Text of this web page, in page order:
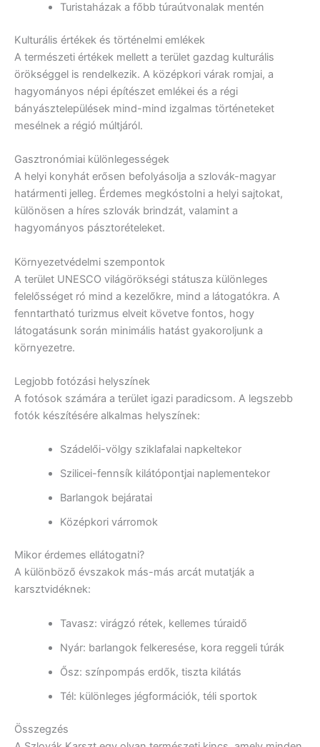
Turistaházak a főbb túraútvonalak mentén
Kulturális értékek és történelmi emlékek
A természeti értékek mellett a terület gazdag kulturális
örökséggel is rendelkezik. A középkori várak romjai, a
hagyományos népi építészet emlékei és a régi
bányásztelepülések mind-mind izgalmas történeteket
mesélnek a régió múltjáról.
Gasztronómiai különlegességek
A helyi konyhát erősen befolyásolja a szlovák-magyar
határmenti jelleg. Érdemes megkóstolni a helyi sajtokat,
különösen a híres szlovák brindzát, valamint a
hagyományos pásztorételeket.
Környezetvédelmi szempontok
A terület UNESCO világörökségi státusza különleges
felelősséget ró mind a kezelőkre, mind a látogatókra. A
fenntartható turizmus elveit követve fontos, hogy
látogatásunk során minimális hatást gyakoroljunk a
környezetre.
Legjobb fotózási helyszínek
A fotósok számára a terület igazi paradicsom. A legszebb
fotók készítésére alkalmas helyszínek:
Szádelői-völgy sziklafalai napkeltekor
Szilicei-fennsík kilátópontjai naplementekor
Barlangok bejáratai
Középkori várromok
Mikor érdemes ellátogatni?
A különböző évszakok más-más arcát mutatják a
karsztvidéknek:
Tavasz: virágzó rétek, kellemes túraidő
Nyár: barlangok felkeresése, kora reggeli túrák
Ősz: színpompás erdők, tiszta kilátás
Tél: különleges jégformációk, téli sportok
Összegzés